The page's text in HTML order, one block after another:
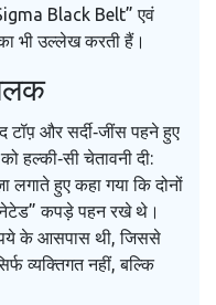
Black Belt” एवं
का भी उल्लेख करती हैं।
टॉप़ और सर्दी‑जींस पहने हुए
हल्की‑सी चेतावनी दी:
लगाते हुए कहा गया कि दोनों
कपड़े पहन रखे थे।
के आसपास थी, जिससे
व्यक्तिगत नहीं, बल्कि